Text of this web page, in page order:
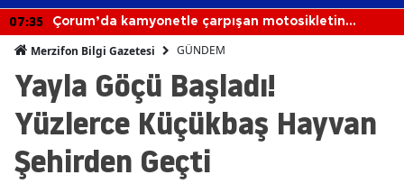
07:35
Çorum’da kamyonetle çarpışan motosikletin
Merzifon Bilgi Gazetesi GÜNDEM
Yayla Göçü Başladı!
Yüzlerce Küçükbaş Hayvan
Şehirden Geçti